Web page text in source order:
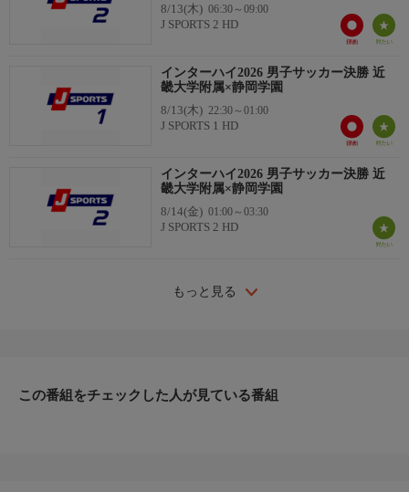
8/13(木) 06:30～09:00
J SPORTS 2 HD
インターハイ2026 男子サッカー決勝 近
畿大学附属×静岡学園
8/13(木) 22:30～01:00
J SPORTS 1 HD
インターハイ2026 男子サッカー決勝 近
畿大学附属×静岡学園
8/14(金) 01:00～03:30
J SPORTS 2 HD
もっと見る
この番組をチェックした人が見ている番組